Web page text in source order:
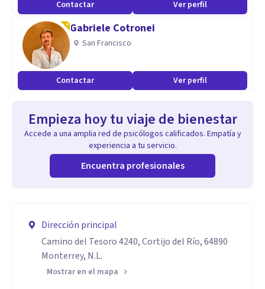
Contactar Ver perfil
Gabriele Cotronei
San Francisco
Contactar Ver perfil
Empieza hoy tu viaje de bienestar
Accede a una amplia red de psicólogos calificados. Empatía y
experiencia a tu servicio.
Encuentra profesionales
Dirección principal
Camino del Tesoro 4240, Cortijo del Río, 64890
Monterrey, N.L.
Mostrar en el mapa